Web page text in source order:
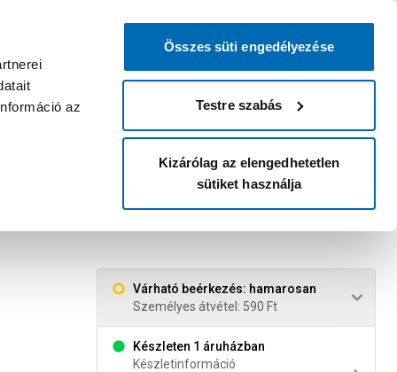
az
Összes süti engedélyezése
Testre szabás
Kizárólag az elengedhetetlen
sütiket használja
bejelentkezni?
Belépés Listáim
Áruházak és szolgáltatások
Várható beérkezés: hamarosan
Személyes átvétel: 590 Ft
Készleten 1 áruházban
Készletinformáció